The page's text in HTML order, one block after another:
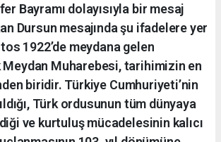
Bayramı dolayısıyla bir mesaj
Dursun mesajında şu ifadelere yer
1922’de meydana gelen
Meydan Muharebesi, tarihimizin en
biridir. Türkiye Cumhuriyeti’nin
Türk ordusunun tüm dünyaya
ve kurtuluş mücadelesinin kalıcı